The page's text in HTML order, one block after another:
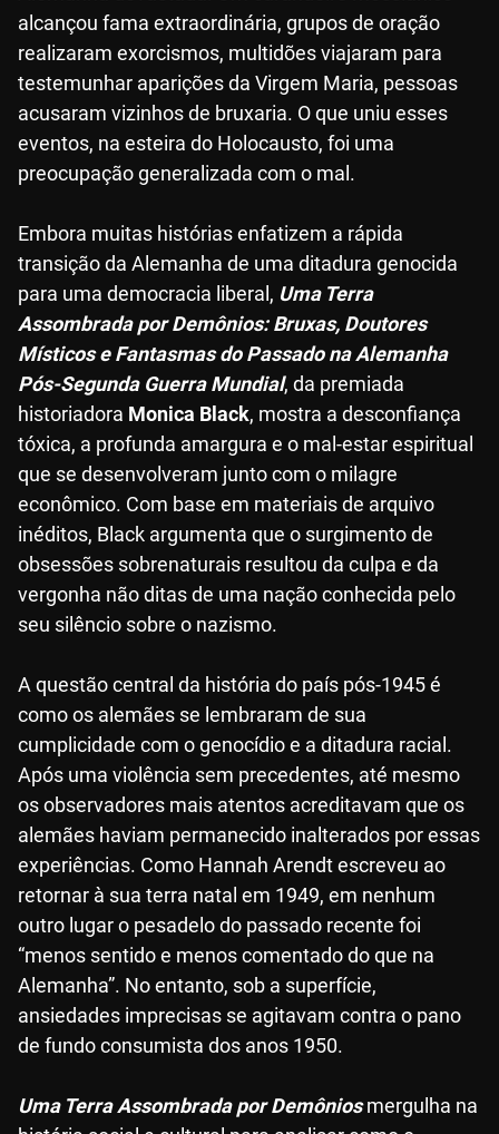
alcançou fama extraordinária, grupos de oração
realizaram exorcismos, multidões viajaram para
testemunhar aparições da Virgem Maria, pessoas
acusaram vizinhos de bruxaria. O que uniu esses
eventos, na esteira do Holocausto, foi uma
preocupação generalizada com o mal.
Embora muitas histórias enfatizem a rápida
transição da Alemanha de uma ditadura genocida
para uma democracia liberal, Uma Terra
Assombrada por Demônios: Bruxas, Doutores
Místicos e Fantasmas do Passado na Alemanha
Pós-Segunda Guerra Mundial, da premiada
historiadora Monica Black, mostra a desconfiança
tóxica, a profunda amargura e o mal-estar espiritual
que se desenvolveram junto com o milagre
econômico. Com base em materiais de arquivo
inéditos, Black argumenta que o surgimento de
obsessões sobrenaturais resultou da culpa e da
vergonha não ditas de uma nação conhecida pelo
seu silêncio sobre o nazismo.
A questão central da história do país pós-1945 é
como os alemães se lembraram de sua
cumplicidade com o genocídio e a ditadura racial.
Após uma violência sem precedentes, até mesmo
os observadores mais atentos acreditavam que os
alemães haviam permanecido inalterados por essas
experiências. Como Hannah Arendt escreveu ao
retornar à sua terra natal em 1949, em nenhum
outro lugar o pesadelo do passado recente foi
“menos sentido e menos comentado do que na
Alemanha”. No entanto, sob a superfície,
ansiedades imprecisas se agitavam contra o pano
de fundo consumista dos anos 1950.
Uma Terra Assombrada por Demônios mergulha na